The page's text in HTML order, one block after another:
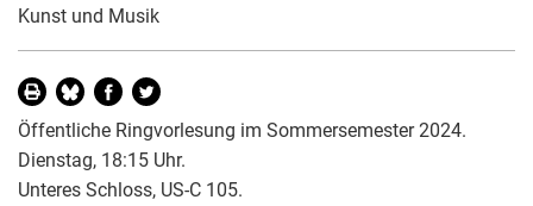
Kunst und Musik
Öffentliche Ringvorlesung im Sommersemester 2024.
Dienstag, 18:15 Uhr.
Unteres Schloss, US-C 105.